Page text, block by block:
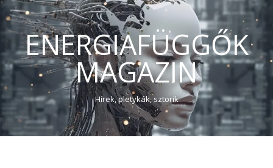
ENERGIAFÜGGŐK
MAGAZIN
Hírek, pletykák, sztorik